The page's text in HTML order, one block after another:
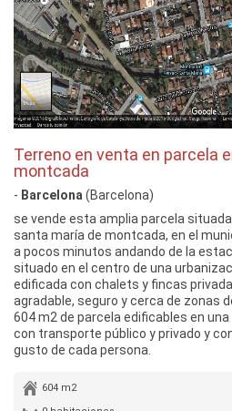
Terreno en venta en parcela
montcada
- Barcelona (Barcelona)
se vende esta amplia parcela
santa maría de montcada, en el
a pocos minutos andando de la
situado en el centro de una
edificada con chalets y fincas
agradable, seguro y cerca de zonas
604 m2 de parcela edificables en
con transporte público y privado y
gusto de cada persona.
604 m2